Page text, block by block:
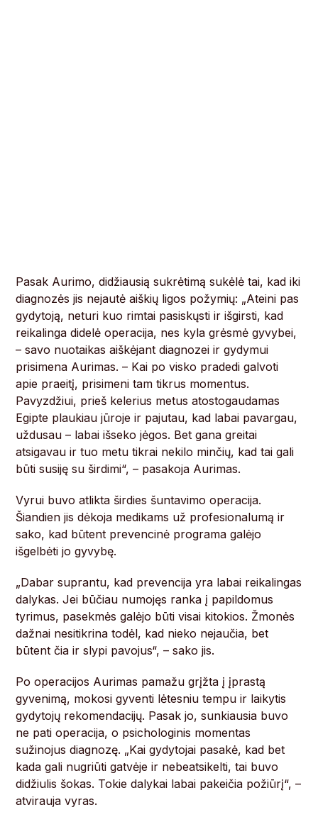
Pasak Aurimo, didžiausią sukrėtimą sukėlė tai, kad iki
diagnozės jis nejautė aiškių ligos požymių: „Ateini pas
gydytoją, neturi kuo rimtai pasiskųsti ir išgirsti, kad
reikalinga didelė operacija, nes kyla grėsmė gyvybei,
– savo nuotaikas aiškėjant diagnozei ir gydymui
prisimena Aurimas. – Kai po visko pradedi galvoti
apie praeitį, prisimeni tam tikrus momentus.
Pavyzdžiui, prieš kelerius metus atostogaudamas
Egipte plaukiau jūroje ir pajutau, kad labai pavargau,
uždusau – labai išseko jėgos. Bet gana greitai
atsigavau ir tuo metu tikrai nekilo minčių, kad tai gali
būti susiję su širdimi“, – pasakoja Aurimas.
Vyrui buvo atlikta širdies šuntavimo operacija.
Šiandien jis dėkoja medikams už profesionalumą ir
sako, kad būtent prevencinė programa galėjo
išgelbėti jo gyvybę.
„Dabar suprantu, kad prevencija yra labai reikalingas
dalykas. Jei būčiau numojęs ranka į papildomus
tyrimus, pasekmės galėjo būti visai kitokios. Žmonės
dažnai nesitikrina todėl, kad nieko nejaučia, bet
būtent čia ir slypi pavojus“, – sako jis.
Po operacijos Aurimas pamažu grįžta į įprastą
gyvenimą, mokosi gyventi lėtesniu tempu ir laikytis
gydytojų rekomendacijų. Pasak jo, sunkiausia buvo
ne pati operacija, o psichologinis momentas
sužinojus diagnozę. „Kai gydytojai pasakė, kad bet
kada gali nugriūti gatvėje ir nebeatsikelti, tai buvo
didžiulis šokas. Tokie dalykai labai pakeičia požiūrį“, –
atvirauja vyras.